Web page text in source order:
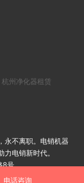
杭州净化器租赁
永不离职。电销机器
电销新时代。
8号
司 版权所有
电话咨询